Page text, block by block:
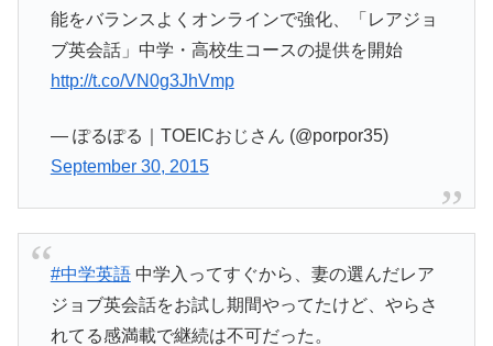
能をバランスよくオンラインで強化、「レアジョ
ブ英会話」中学・高校生コースの提供を開始
http://t.co/VN0g3JhVmp
— ぽるぽる｜TOEICおじさん (@porpor35)
September 30, 2015
#中学英語中学入ってすぐから、妻の選んだレア
ジョブ英会話をお試し期間やってたけど、やらさ
れてる感満載で継続は不可だった。